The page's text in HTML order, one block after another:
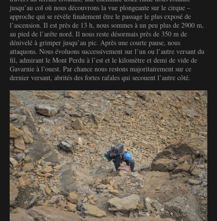
jusqu’au col où nous découvrons la vue plongeante sur le cirque –
approche qui se révèle finalement être le passage le plus exposé de
l’ascension. Il est près de 13 h, nous sommes à un peu plus de 2900 m,
au pied de l’arête nord. Il nous reste désormais près de 350 m de
dénivelé à grimper jusqu’au pic. Après une courte pause, nous
attaquons. Nous évoluons successivement sur l’un ou l’autre versant du
fil, admirant le Mont Perdu à l’est et le kilomètre et demi de vide de
Gavarnie à l’ouest. Par chance nous restons majoritairement sur ce
dernier versant, abrités des fortes rafales qui secouent l’autre côté.